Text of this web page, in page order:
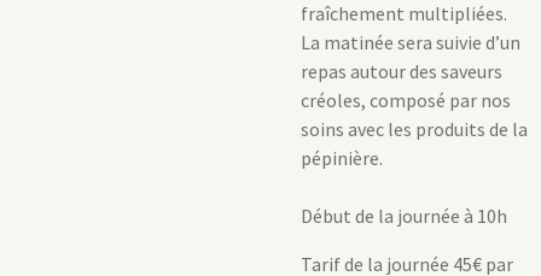
fraîchement multipliées.
La matinée sera suivie d’un
repas autour des saveurs
créoles, composé par nos
soins avec les produits de la
pépinière.
Début de la journée à 10h
Tarif de la journée 45€ par